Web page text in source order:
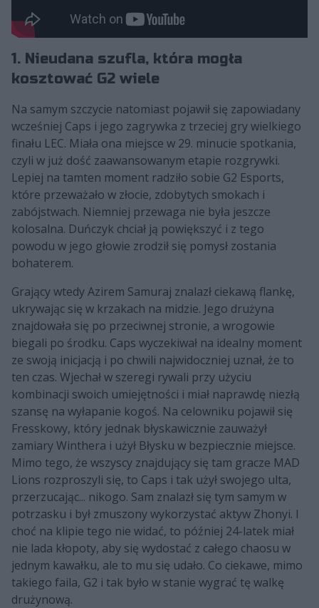
1. Nieudana szufla, która mogła
kosztować G2 wiele
Na samym szczycie natomiast pojawił się zapowiadany
wcześniej Caps i jego zagrywka z trzeciej gry wielkiego
finału LEC. Miała ona miejsce w 29. minucie spotkania,
czyli w już dość zaawansowanym etapie rozgrywki.
Lepiej na tamten moment radziło sobie G2 Esports,
które przeważało w złocie, zdobytych smokach i
zabójstwach. Niemniej przewaga nie była jeszcze
kolosalna. Duńczyk chciał ją powiększyć i z tego
powodu w jego głowie zrodził się pomysł zostania
bohaterem.
Grający wtedy Azirem Samuraj znalazł ciekawą flankę,
ukrywając się w krzakach na midzie. Jego drużyna
znajdowała się po przeciwnej stronie, a wrogowie
biegali po środku. Caps wyczekiwał na idealny moment
ze swoją inicjacją i po chwili najwidoczniej uznał, że to
ten czas. Wjechał w szeregi rywali przy użyciu
kombinacji swoich umiejętności i miał naprawdę niezłą
szansę na wyłapanie kogoś. Na celowniku pojawił się
Fresskowy, który jednak błyskawicznie zauważył
zamiary Winthera i użył Błysku w bezpiecznie miejsce.
Mimo tego, że wszyscy znajdujący się tam gracze MAD
Lions rozproszyli się, to Caps i tak użył swojego ulta,
przerzucając... nikogo. Sam znalazł się tym samym w
potrzasku i był zmuszony wykorzystać aktyw Zhonyi. I
choć na klipie tego nie widać, to później 24-latek miał
nie lada kłopoty, aby się wydostać z całego chaosu w
jednym kawałku, ale to mu się udało. Co ciekawe, mimo
takiego faila, G2 i tak było w stanie wygrać tę walkę
drużynową.